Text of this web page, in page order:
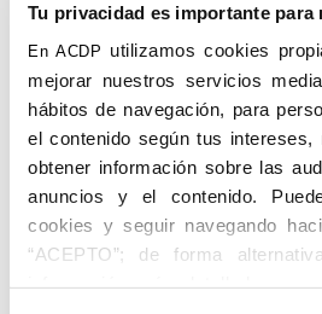
Tu privacidad es importante para
En ACDP utilizamos cookies
mejorar nuestros servicios
hábitos de navegación, para
el contenido según tus
obtener información sobre las
anuncios y el contenido.
cookies y seguir navegando
“ACEPTO”; de forma
información más detallada y